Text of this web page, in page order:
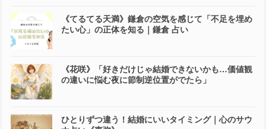
《てるてる天満》鎌倉の空気を感じて「不足を埋め
たい心」の正体を知る｜鎌倉 占い
《花咲》「好きだけじゃ結婚できないかも…価値観
の違いに悩む夜に節制逆位置がでたら」
ひとりずつ違う！結婚にいいタイミング｜心のサウ